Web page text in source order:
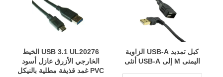
USB 3.1 UL20276 الخيط
الخارجي الأزرق عازل أسود
PVC غمد قذيفة مطلية بالنيكل
كبل تمديد USB-A الزاوية
اليمنى M إلى USB-A أنثى